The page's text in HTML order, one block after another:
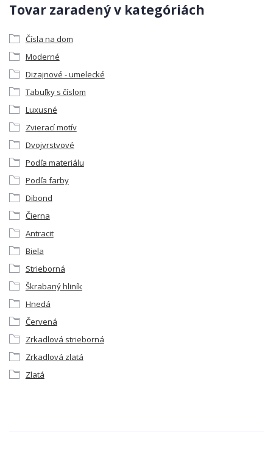
Tovar zaradený v kategóriách
Čísla na dom
Moderné
Dizajnové - umelecké
Tabuľky s číslom
Luxusné
Zvierací motív
Dvojvrstvové
Podľa materiálu
Podľa farby
Dibond
Čierna
Antracit
Biela
Strieborná
Škrabaný hliník
Hnedá
Červená
Zrkadlová strieborná
Zrkadlová zlatá
Zlatá